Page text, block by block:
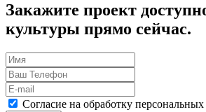
Закажите проект
культуры прямо сейчас.
Согласие на обработку